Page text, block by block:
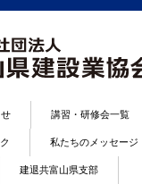
講習・研修会一覧
私たちのメッセージ
建退共富山県支部